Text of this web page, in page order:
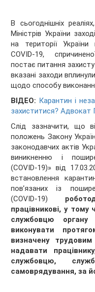
В сьогоднішніх
Міністрів України
на території України
COVID-19,
постає питання
вказані заходи
щодо способу
ВІДЕО: Карантин і
захиститися? Адвокат
Слід зазначити, що
положень Закону
законодавчих актів
виникненню і
(COVID-19)» від
встановлення
пов’язаних із
(COVID-19)
працівникові, у
службовцю органу
виконувати
визначену
надавати
службовцю,
самоврядування, за